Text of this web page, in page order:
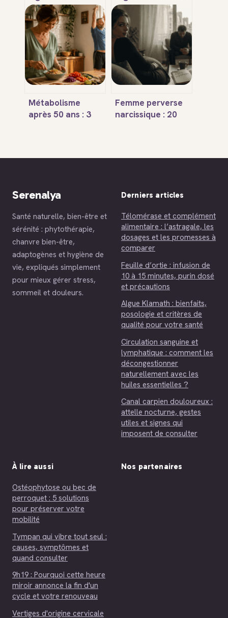
médical ce qu’en
disent vraiment
les professionnels
de santé
quels aliments
éviter pour
stopper les
ballonnements et
retrouver un
ventre plat ?
Métabolisme
après 50 ans : 3
retrouver de
Femme perverse
narcissique : 20
Serenalya
Santé naturelle, bien-être et
sérénité : phytothérapie,
chanvre bien-être,
adaptogènes et hygiène de
vie, expliqués simplement
pour mieux gérer stress,
sommeil et douleurs.
Derniers articles
Télomérase et complément
alimentaire : l’astragale, les
dosages et les promesses à
comparer
Feuille d’ortie : infusion de
10 à 15 minutes, purin dosé
et précautions
Algue Klamath : bienfaits,
posologie et critères de
qualité pour votre santé
Circulation sanguine et
lymphatique : comment les
décongestionner
naturellement avec les
huiles essentielles ?
Canal carpien douloureux :
attelle nocturne, gestes
utiles et signes qui
imposent de consulter
À lire aussi
Ostéophytose ou bec de
perroquet : 5 solutions
pour préserver votre
mobilité
Tympan qui vibre tout seul :
causes, symptômes et
quand consulter
9h19 : Pourquoi cette heure
miroir annonce la fin d'un
cycle et votre renouveau
Vertiges d'origine cervicale
Nos partenaires